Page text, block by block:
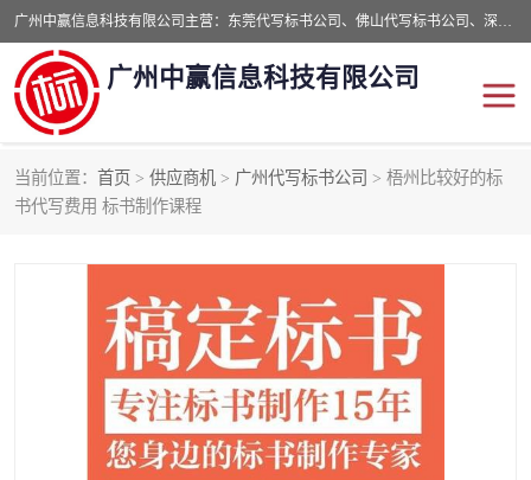
广州中赢信息科技有限公司主营：东莞代写标书公司、佛山代写标书公司、深圳代写标书公司等,食品类标书、工程类类标书,经验丰富的标书制作团队,24小时加急服务,多对一服务。
广州中赢信息科技有限公司
当前位置： 首页 > 供应商机 > 广州代写标书公司 > 梧州比较好的标
书代写费用 标书制作课程
东莞代写标书公司
深圳代写标书公司 广州代写标书公司